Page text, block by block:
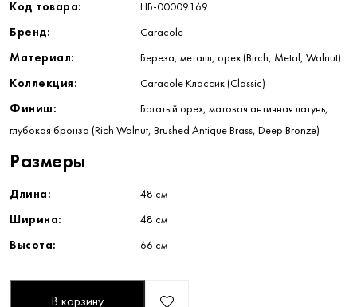
Код товара: ЦБ-00009169
Бренд: Caracole
Материал: Береза, металл, орех (Birch, Metal, Walnut)
Коллекция: Caracole Классик (Classic)
Финиш: Богатый орех, матовая античная латунь,
глубокая бронза (Rich Walnut, Brushed Antique Brass, Deep Bronze)
Размеры
Длина: 48 см
Ширина: 48 см
Высота: 66 см
В корзину